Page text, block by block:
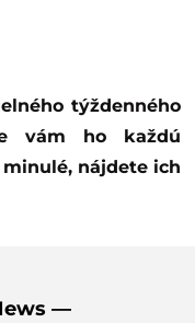
vám ho každú
nájdete ich
—